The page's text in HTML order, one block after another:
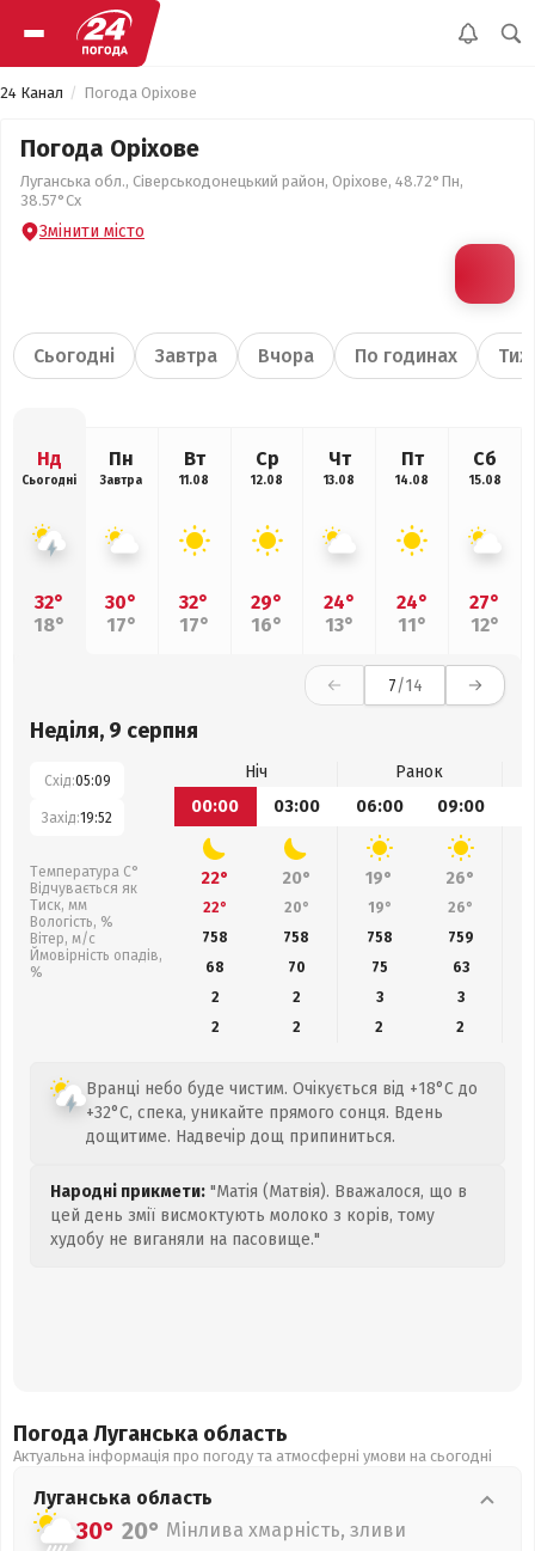
24 Канал Погода Оріхове
Погода Оріхове
Луганська обл., Сіверськодонецький район, Оріхове, 48.72°Пн,
38.57°Сх
Змінити місто
Сьогодні Завтра Вчора По годинах
Нд
Сьогодні
32°
18°
Пн
Завтра
30°
17°
Вт
11.08
32°
17°
Ср
12.08
29°
16°
Чт
13.08
24°
13°
Пт
14.08
24°
11°
Сб
15.08
27°
12°
7/14
Неділя, 9 серпня
Схід:05:09
Захід:19:52
Температура С°
Відчувається як
Тиск, мм
Вологість, %
Вітер, м/с
Ймовірність опадів,
%
Ніч
Ранок
00:00
03:00 06:00 09:00
22° 20° 19° 26°
22° 20° 19° 26°
758
758 758 759
68
70 75 63
2
2 3
3
2
2 2 2
Вранці небо буде чистим. Очікується від +18°C до
+32°C, спека, уникайте прямого сонця. Вдень
дощитиме. Надвечір дощ припиниться.
Народні прикмети: "Матія (Матвія). Вважалося, що в
цей день змії висмоктують молоко з корів, тому
худобу не виганяли на пасовище."
Погода Луганська область
Актуальна інформація про погоду та атмосферні умови на сьогодні
Луганська область
30° 20° Мінлива хмарність, зливи